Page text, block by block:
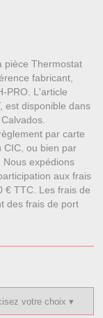
pièce Thermostat
fabricant,
PRO. L'article
est disponible dans
par carte
CIC, ou bien par
Nous expédions
aux frais
€ TTC. Les frais de
des frais de port